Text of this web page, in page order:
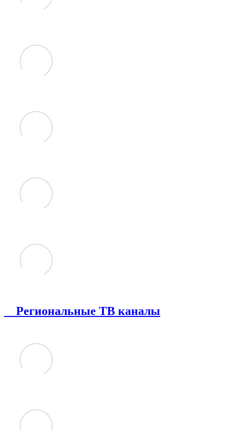
Региональные ТВ каналы